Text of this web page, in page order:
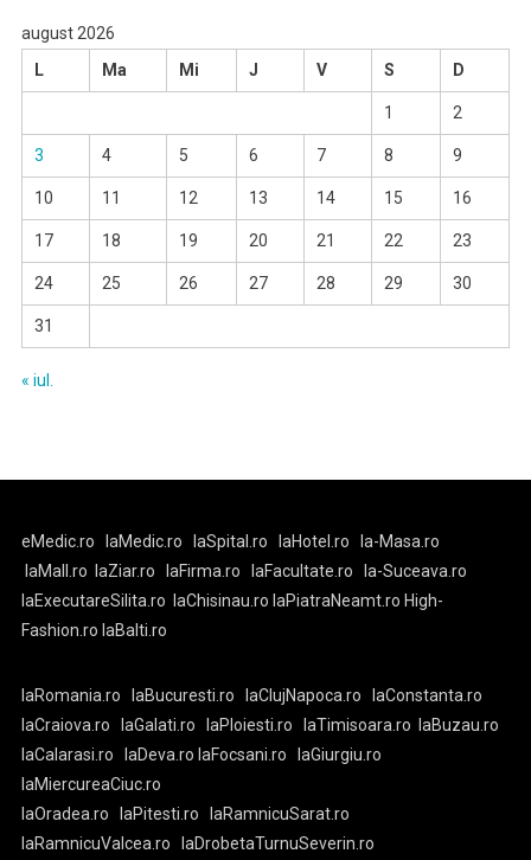
august 2026
L
Ma Mi J V S D
1 2
3 4 5 6 7 8 9
10 11 12 13 14 15 16
17 18 19 20 21 22 23
24 25 26 27 28 29 30
31
« iul.
eMedic.ro laMedic.ro laSpital.ro laHotel.ro
la-Masa.ro
laMall.ro
laZiar.ro laFirma.ro laFacultate.ro
la-Suceava.ro
laExecutareSilita.ro
laChisinau.ro laPiatraNeamt.ro High-
Fashion.ro laBalti.ro
laRomania.ro laBucuresti.ro laClujNapoca.ro
laConstanta.ro
laCraiova.ro
laGalati.ro laPloiesti.ro laTimisoara.ro
laBuzau.ro
laCalarasi.ro
laDeva.ro laFocsani.ro
laGiurgiu.ro
laMiercureaCiuc.ro
laOradea.ro
laPitesti.ro
laRamnicuSarat.ro
laRamnicuValcea.ro
laDrobetaTurnuSeverin.ro